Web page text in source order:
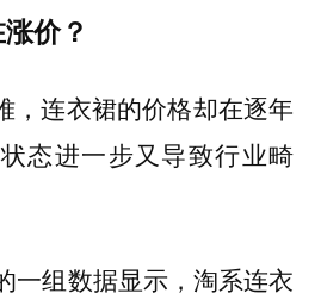
价？
，连衣裙的价格却在逐年
态进一步又导致行业畸
一组数据显示，淘系连衣